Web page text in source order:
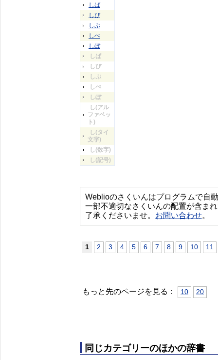
しば
しび
しぶ
しべ
しぼ
しぱ
しぴ
しぷ
しぺ
しぽ
し(アル
ファベッ
ト)
し(タイ
文字)
し(数字)
し(記号)
Weblioのさくいんはプログラムで自
一部不適切なさくいんの配置が含ま
了承くださいませ。 お問い合わせ。
1 2 3 4 5 6 7 8 9 10 11
もっと先のページを見る： 10 20
同じカテゴリーのほかの辞書